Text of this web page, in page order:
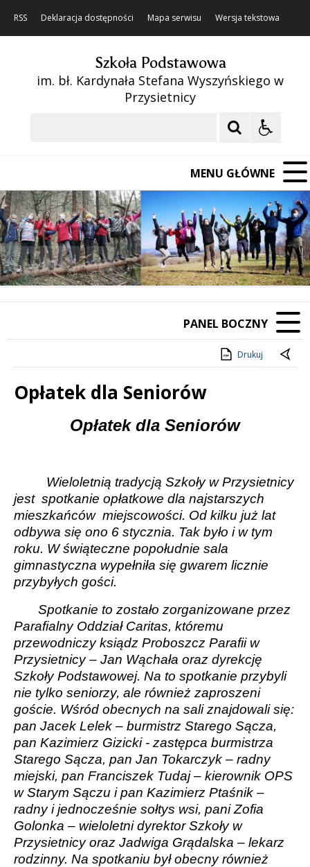
RSS Deklaracja dostępności Mapa serwisu Wersja tekstowa
Szkoła Podstawowa
im. bł. Kardynała Stefana Wyszyńskiego w
Przysietnicy
MENU GŁÓWNE
Poprzedni Element
Następny Element
❚❚
PANEL BOCZNY
Drukuj
Opłatek dla Seniorów
Opłatek dla Seniorów
Wieloletnią tradycją Szkoły w Przysietnicy
jest spotkanie opłatkowe dla najstarszych
mieszkańców miejscowości. Od kilku już lat
odbywa się ono 6 stycznia. Tak było i w tym
roku. W świąteczne popołudnie sala
gimnastyczna wypełniła się gwarem licznie
przybyłych gości.
Spotkanie to zostało zorganizowane przez
Parafialny Oddział Caritas, któremu
przewodniczy ksiądz Proboszcz Parafii w
Przysietnicy – Jan Wąchała oraz dyrekcję
Szkoły Podstawowej. Na to spotkanie przybyli
nie tylko seniorzy, ale również zaproszeni
goście. Wśród obecnych na sali znajdowali się:
pan Jacek Lelek – burmistrz Starego Sącza,
pan Kazimierz Gizicki - zastępca burmistrza
Starego Sącza, pan Jan Tokarczyk – radny
miejski, pan Franciszek Tudaj – kierownik OPS
w Starym Sączu i pan Kazimierz Ptaśnik –
radnyi jednocześnie sołtys wsi, pani Zofia
Golonka – wieloletni dyrektor Szkoły w
Przysietnicy oraz Jadwiga Grądalska – lekarz
rodzinny. Na spotkaniu był obecny również